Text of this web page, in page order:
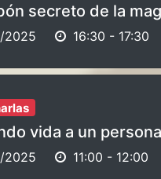
secreto de la
2025 16:30 - 17:30
vida a un
2025 11:00 - 12:00